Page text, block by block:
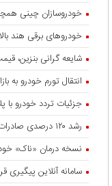
خودروسازان چینی
خودروهای برقی هند
شایعه گرانی بنزین،
انتقال تورم خودرو به
جزئیات تردد خودرو با
رشد ۱۲۰ درصدی صادرات خودروهای برقی چین
نسخه درمان «ناک»
سامانه آنلاین پیگیری